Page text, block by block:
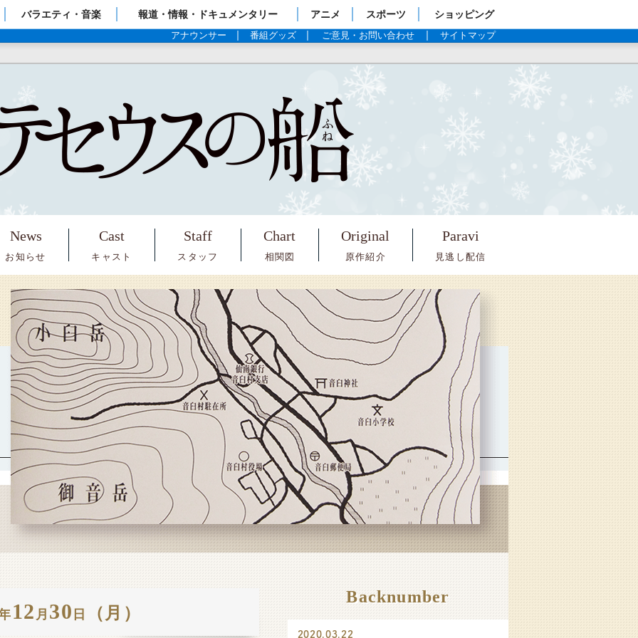
プページ
バラエティ・音楽 報道・情報・ドキュメンタリー アニメ スポーツ ショッピング
アナウンサー 番組グッズ ご意見・お問い合わせ サイトマップ
News
お知らせ
Cast
キャスト
Staff
スタッフ
Chart
相関図
Original
原作紹介
Paravi
見逃し配信
12 月 30 日 （月）
Backnumber
2020.03.22